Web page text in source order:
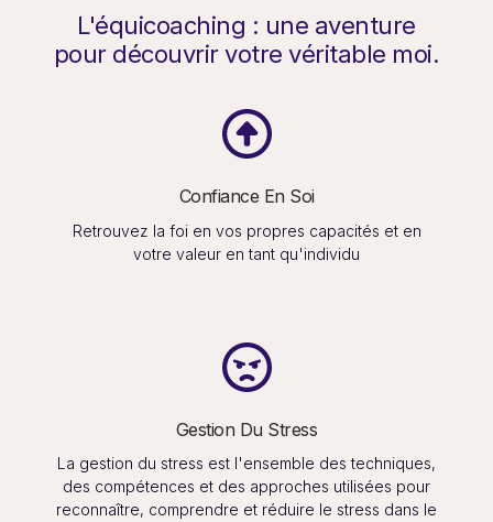
L'équicoaching : une aventure
pour découvrir votre véritable moi.
Confiance En Soi
Retrouvez la foi en vos propres capacités et en
votre valeur en tant qu'individu
Gestion Du Stress
La gestion du stress est l'ensemble des techniques,
des compétences et des approches utilisées pour
reconnaître, comprendre et réduire le stress dans le